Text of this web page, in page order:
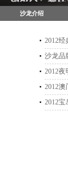
沙龙介绍
2012
沙龙品
2012夜
2012
2012宝